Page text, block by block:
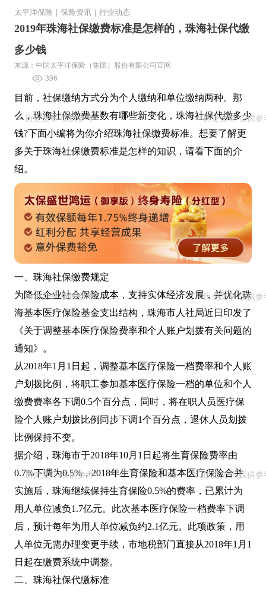
太平洋保险 保险资讯 行业动态
2019年珠海社保缴费标准是怎样的，珠海社保代缴
多少钱
来源：中国太平洋保险（集团）股份有限公司官网
396
目前，社保缴纳方式分为个人缴纳和单位缴纳两种。那
么，珠海社保缴费基数有哪些新变化，珠海社保代缴多少
钱?下面小编将为你介绍珠海社保缴费标准。想要了解更
多关于珠海社保缴费标准是怎样的知识，请看下面的介
绍。
一、珠海社保缴费规定
为降低企业社会保险成本，支持实体经济发展，并优化珠
海基本医疗保险基金支出结构，珠海市人社局近日印发了
《关于调整基本医疗保险费率和个人账户划拨有关问题的
通知》。
从2018年1月1日起，调整基本医疗保险一档费率和个人账
户划拨比例，将职工参加基本医疗保险一档的单位和个人
缴费费率各下调0.5个百分点，同时，将在职人员医疗保
险个人账户划拨比例同步下调1个百分点，退休人员划拨
比例保持不变。
据介绍，珠海市于2018年10月1日起将生育保险费率由
0.7%下调为0.5%，2018年生育保险和基本医疗保险合并
实施后，珠海继续保持生育保险0.5%的费率，已累计为
用人单位减负1.7亿元。此次基本医疗保险一档费率下调
后，预计每年为用人单位减负约2.1亿元。此项政策，用
人单位无需办理变更手续，市地税部门直接从2018年1月1
日起在缴费系统中调整。
二、珠海社保代缴标准